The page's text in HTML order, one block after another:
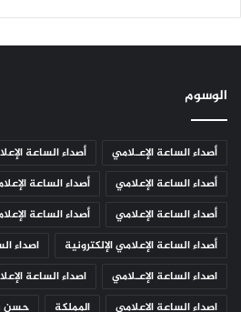
الوسوم
أصداء الساعة الإعـلامي أصداء الساعة
أصداء الساعة الإعلامي
أصداء الساعة
أصداء الساعة الإعلامي
أصداء الساعة
أصداء الساعة الإعلامي الإلكترونية
اصداء
اصداء الساعة الإعـلامي
اصداء الساعة
اصداء الساعة الاعلامي
المملكة حسن